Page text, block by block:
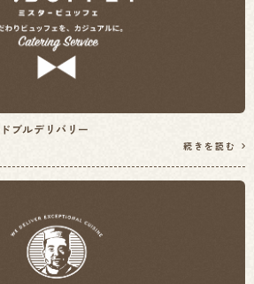
ブルデリバリー
続きを読む